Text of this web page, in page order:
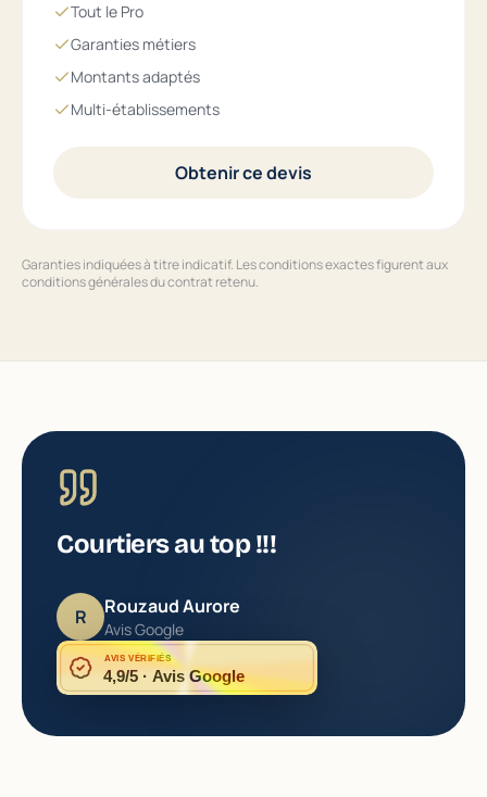
Tout le Pro
Garanties métiers
Montants adaptés
Multi-établissements
Obtenir ce devis
Garanties indiquées à titre indicatif. Les conditions exactes figurent aux
conditions générales du contrat retenu.
Courtiers au top !!!
R Rouzaud Aurore
Avis Google
AVIS VÉRIFIÉS
4,9/5 · Avis Google